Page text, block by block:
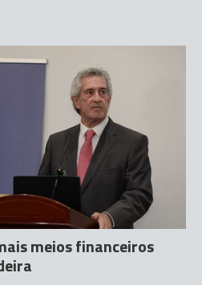
meios financeiros